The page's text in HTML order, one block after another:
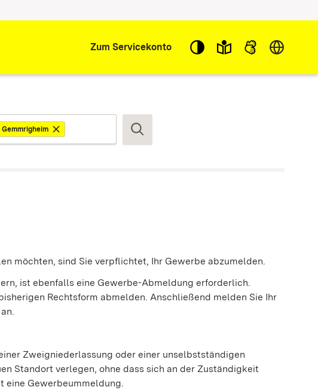
Zum Servicekonto Sprache
Gemmrigheim
Suchen
möchten, sind Sie verpflichtet, Ihr Gewerbe abzumelden.
ist ebenfalls eine Gewerbe-Abmeldung erforderlich.
Rechtsform abmelden. Anschließend melden Sie Ihr
Zweigniederlassung oder einer unselbstständigen
Standort verlegen, ohne dass sich an der Zuständigkeit
eine Gewerbeummeldung.